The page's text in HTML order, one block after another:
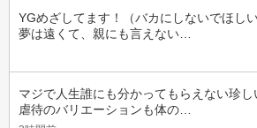
YGめざしてます！（バカにしないでほし
夢は遠くて、親にも言えない…
マジで人生誰にも分かってもらえない珍し
虐待のバリエーションも体の…